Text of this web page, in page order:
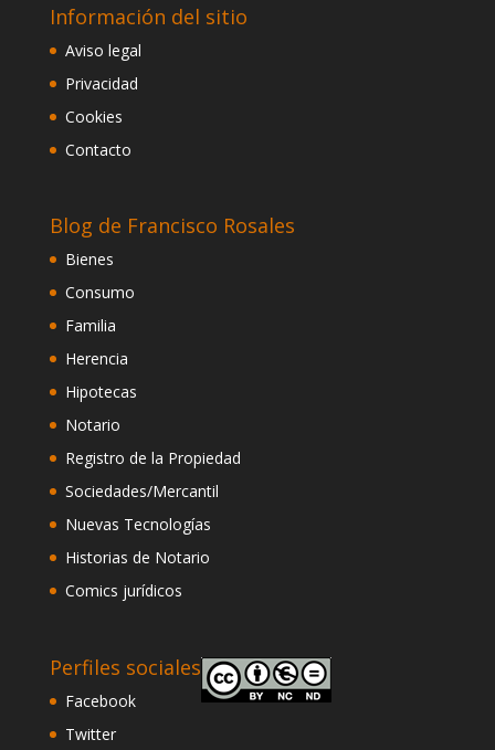
Información del sitio
Aviso legal
Privacidad
Cookies
Contacto
Blog de Francisco Rosales
Bienes
Consumo
Familia
Herencia
Hipotecas
Notario
Registro de la Propiedad
Sociedades/Mercantil
Nuevas Tecnologías
Historias de Notario
Comics jurídicos
Perfiles sociales
Facebook
Twitter